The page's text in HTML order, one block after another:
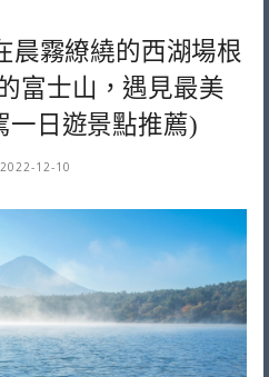
晨霧繚繞的西湖場根
富士山，遇見最美
一日遊景點推薦)
2022-12-10